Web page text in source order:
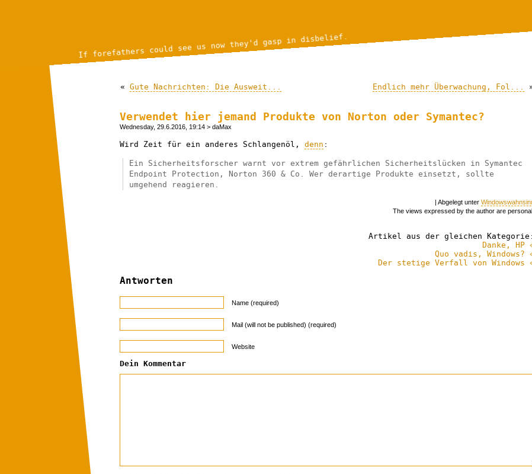
If forefathers could see us now they'd gasp in disbelief.
« Gute Nachrichten: Die Ausweit... Endlich mehr Überwachung, Fol...
Verwendet hier jemand Produkte von Norton oder Symantec?
Wednesday, 29.6.2016, 19:14 > daMax
Wird Zeit für ein anderes Schlangenöl, denn :
Ein Sicherheitsforscher warnt vor extrem gefährlichen Sicherheitslücken in Symantec
Endpoint Protection, Norton 360 & Co. Wer derartige Produkte einsetzt, sollte
umgehend reagieren.
| Abgelegt unter
The views expressed by the author are personal.
Artikel aus der gleichen Kategorie:
Danke, HP
Quo vadis, Windows?
Der stetige Verfall von Windows
Antworten
Name (required)
Mail (will not be published) (required)
Website
Dein Kommentar